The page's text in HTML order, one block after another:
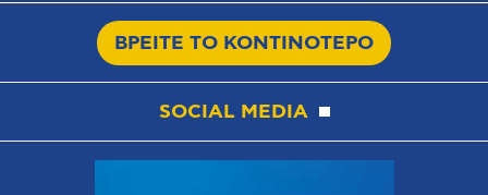
ΒΡΕΙΤΕ ΤΟ ΚΟΝΤΙΝΟΤΕΡΟ
SOCIAL MEDIA